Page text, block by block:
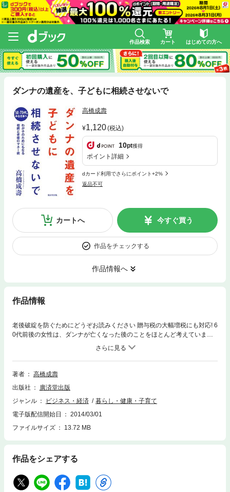
作品検索 カート はじめての方へ
ダンナの遺産を、子どもに相続させないで
高橋成壽
1,120(税込)
10pt獲得
ポイント詳細
dカード利用でさらにポイント+2%
返品不可
カートへ 今すぐ買う
作品をチェックする
作品情報へ
作品情報
老後破綻を防ぐためにどうぞお読みください 贈与税の大幅増税にも対応! 6
0代前後の女性は、ダンナが亡くなった後のことをほとんど考えていませ
ん。 ダンナが亡くなったあと、年金が大幅に減ることも、現金がないと家
や土地を子どもに半分分け与えることになってしまうことも、ほとんどの
人は知りません。 では、女性たちが余裕のある老後を送るためにはどうし
たら? この本で、50〜70代の女性たちに、自分の老後の財産を守る方法を
る」となると、一抹の不安を感じませんか？ ●夫婦２人、「ゆとりある老
後」を送るために必要な費用は？ ●夫亡き後、妻の年金生活は赤字におち
産などない」と思っている家庭ほど相続でもめる！ ●子どもに相続させな
いことが、子どものためになる ●節税対策には、おいしい制度を利用しよ
著者
高橋成壽
出版社
廣済堂出版
ジャンル
ビジネス・経済
暮らし・健康・子育て
電子版配信開始日
2014/03/01
ファイルサイズ
13.72 MB
作品をシェアする